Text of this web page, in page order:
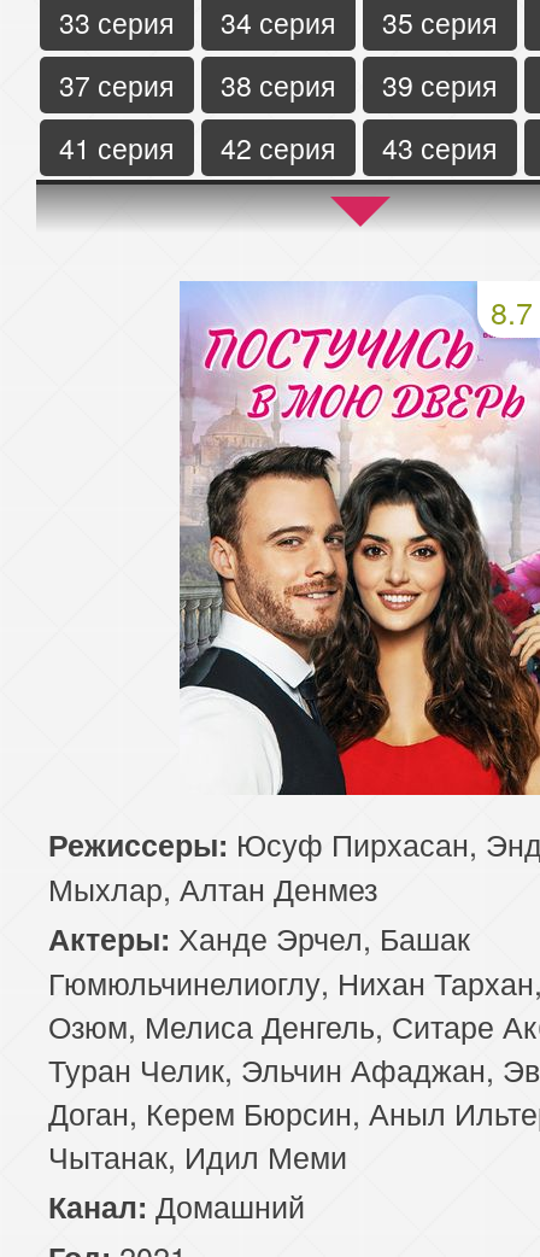
33 серия
34 серия
35 серия
37 серия
38 серия
39 серия
41 серия
42 серия
43 серия
45 серия
46 серия
47 серия
50 серия
51 серия
54 серия
55 серия
58 серия
59 серия
8.7
Режиссеры: Юсуф Пирхасан,
Мыхлар, Алтан Денмез
Актеры: Ханде Эрчел, Башак
Гюмюльчинелиоглу, Нихан
Озюм, Мелиса Денгель, Ситаре
Туран Челик, Эльчин Афаджан,
Доган, Керем Бюрсин, Аныл
Чытанак, Идил Меми
Канал: Домашний